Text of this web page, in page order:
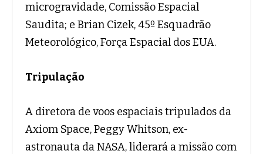
microgravidade, Comissão Espacial
Saudita; e Brian Cizek, 45º Esquadrão
Meteorológico, Força Espacial dos EUA.
Tripulação
A diretora de voos espaciais tripulados da
Axiom Space, Peggy Whitson, ex-
astronauta da NASA, liderará a missão com